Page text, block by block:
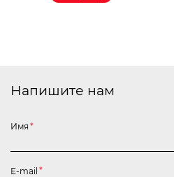
Напишите нам
Имя *
E-mail *